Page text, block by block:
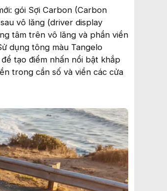
gói Sợi Carbon (Carbon
vô lăng (driver display
tâm trên vô lăng và phần viền
dụng tông màu Tangelo
tạo điểm nhấn nổi bật khắp
trong cần số và viền các cửa